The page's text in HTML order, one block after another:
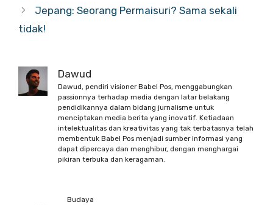
Jepang: Seorang Permaisuri? Sama sekali
tidak!
Dawud
Dawud, pendiri visioner Babel Pos, menggabungkan
passionnya terhadap media dengan latar belakang
pendidikannya dalam bidang jurnalisme untuk
menciptakan media berita yang inovatif. Ketiadaan
intelektualitas dan kreativitas yang tak terbatasnya telah
membentuk Babel Pos menjadi sumber informasi yang
dapat dipercaya dan menghibur, dengan menghargai
pikiran terbuka dan keragaman.
Budaya